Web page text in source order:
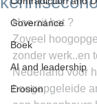
Governance
Boek
AI and leadership
Erosion
Hoe zit het ?
Zoveel
zonder werk..en
Nederland voor
hoogopgeleide